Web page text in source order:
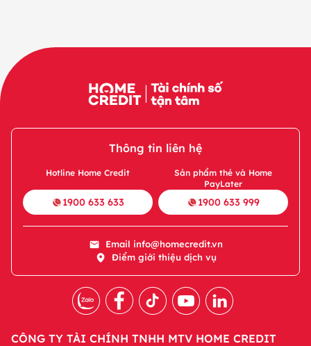
Thông tin liên hệ
Hotline Home Credit
1900 633 633
Sản phẩm thẻ và Home
PayLater
1900 633 999
Email info@homecredit.vn
Điểm giới thiệu dịch vụ
CÔNG TY TÀI CHÍNH TNHH MTV HOME CREDIT